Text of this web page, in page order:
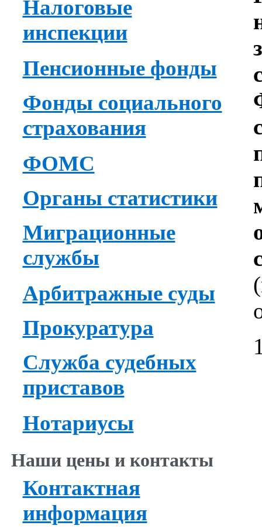
Налоговые
инспекции
Пенсионные фонды
Фонды социального
страхования
ФОМС
Органы статистики
Миграционные
службы
Арбитражные суды
Прокуратура
Служба судебных
приставов
Нотариусы
Наши цены и контакты
Контактная
информация